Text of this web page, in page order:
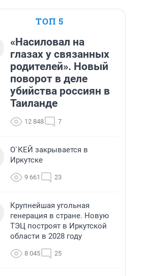
ТОП 5
«Насиловал на
глазах у связанных
родителей». Новый
поворот в деле
убийства россиян в
Таиланде
12 848 7
О`КЕЙ закрывается в
Иркутске
9 661 23
Крупнейшая угольная
генерация в стране. Новую
ТЭЦ построят в Иркутской
области в 2028 году
8 045 25